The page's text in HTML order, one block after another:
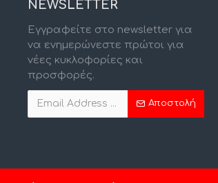
NEWSLETTER
Εγγραφείτε στο newsletter για
να ενημερώνεστε πρώτοι για
νέες κυκλοφορίες και
προσφορές.
Αποστολή